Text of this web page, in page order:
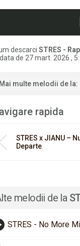
descarci STRES -
de 27 mart. 2026 ,
Mai multe melodii de la:
rapida
STRES x JIANU –
Departe
melodii de la
STRES - No More